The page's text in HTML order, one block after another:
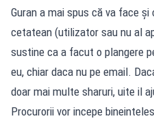
Guran a mai spus că va face
cetatean (utilizator sau nu al
sustine ca a facut o plangere
eu, chiar daca nu pe email.
doar mai multe sharuri, uite il
Procurorii vor incepe